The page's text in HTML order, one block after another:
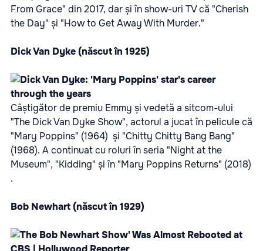
From Grace" din 2017, dar și în show-uri TV că "Cherish
the Day" și "How to Get Away With Murder."
Dick Van Dyke (născut în 1925)
Câștigător de premiu Emmy și vedetă a sitcom-ului
"The Dick Van Dyke Show", actorul a jucat în pelicule că
"Mary Poppins" (1964) și "Chitty Chitty Bang Bang"
(1968). A continuat cu roluri în seria "Night at the
Museum", "Kidding" și în "Mary Poppins Returns" (2018)
.
Bob Newhart (născut în 1929)